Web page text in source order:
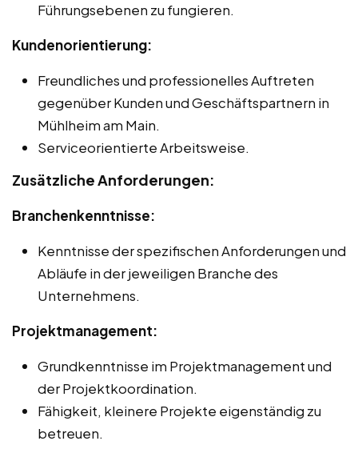
Führungsebenen zu fungieren.
Kundenorientierung:
Freundliches und professionelles Auftreten
gegenüber Kunden und Geschäftspartnern in
Mühlheim am Main.
Serviceorientierte Arbeitsweise.
Zusätzliche Anforderungen:
Branchenkenntnisse:
Kenntnisse der spezifischen Anforderungen und
Abläufe in der jeweiligen Branche des
Unternehmens.
Projektmanagement:
Grundkenntnisse im Projektmanagement und
der Projektkoordination.
Fähigkeit, kleinere Projekte eigenständig zu
betreuen.